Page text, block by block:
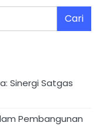
Cari
Sinergi Satgas
Pembangunan